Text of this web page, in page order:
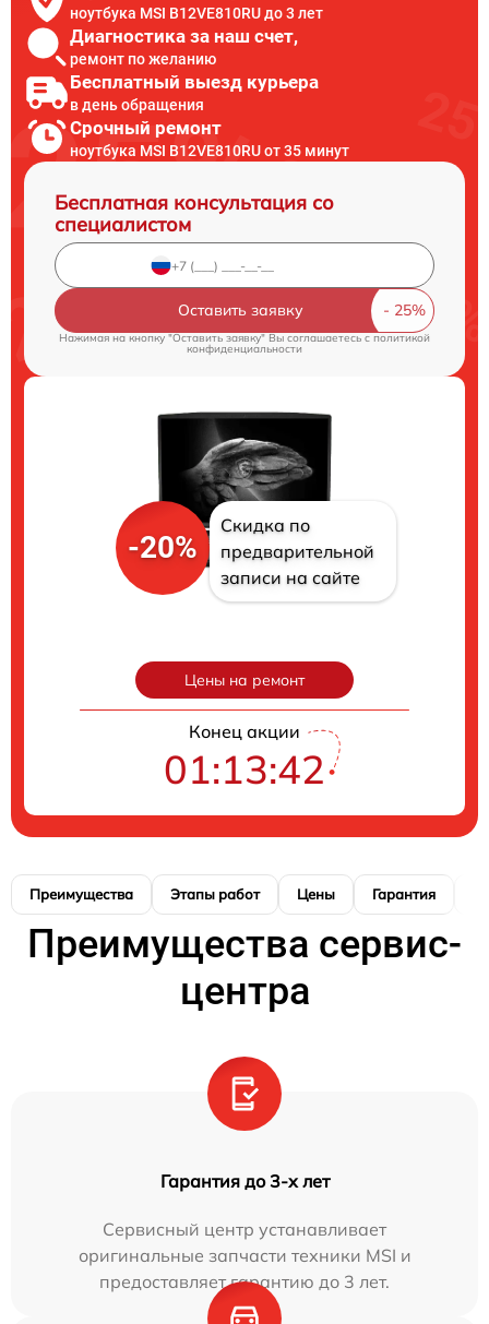
ноутбука MSI B12VE810RU до 3 лет
Диагностика за наш счет,
ремонт по желанию
Бесплатный выезд курьера
в день обращения
Срочный ремонт
ноутбука MSI B12VE810RU от 35 минут
Бесплатная консультация со
специалистом
Оставить заявку
Нажимая на кнопку "Оставить заявку" Вы соглашаетесь cполитикой
конфиденциальности
-20%
Скидка по
предварительной
записи на сайте
Цены на ремонт
Конец акции
01:13:41
Преимущества Этапы работ Цены Гарантия
Преимущества сервис-
центра
Гарантия до 3-х лет
Сервисный центр устанавливает
оригинальные запчасти техники MSI и
предоставляет гарантию до 3 лет.